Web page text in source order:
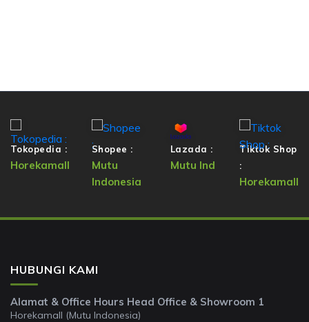
Tokopedia :
Horekamall
Shopee :
Mutu
Indonesia
Lazada :
Mutu Ind
Tiktok Shop
:
Horekamall
HUBUNGI KAMI
Alamat & Office Hours Head Office & Showroom 1
Horekamall (Mutu Indonesia)